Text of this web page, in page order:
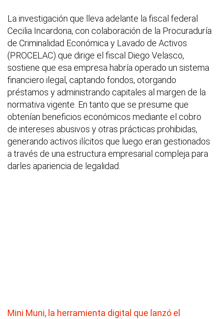
La investigación que lleva adelante la fiscal federal
Cecilia Incardona, con colaboración de la Procuraduría
de Criminalidad Económica y Lavado de Activos
(PROCELAC) que dirige el fiscal Diego Velasco,
sostiene que esa empresa habría operado un sistema
financiero ilegal, captando fondos, otorgando
préstamos y administrando capitales al margen de la
normativa vigente. En tanto que se presume que
obtenían beneficios económicos mediante el cobro
de intereses abusivos y otras prácticas prohibidas,
generando activos ilícitos que luego eran gestionados
a través de una estructura empresarial compleja para
darles apariencia de legalidad.
Mini Muni, la herramienta digital que lanzó el